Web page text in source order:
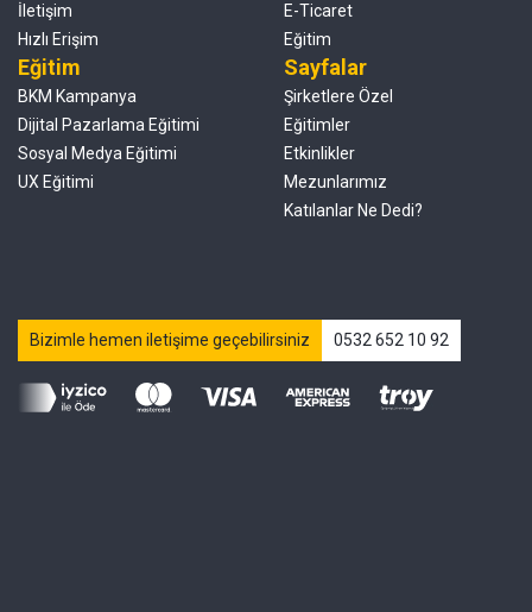
İletişim
Hızlı Erişim
E-Ticaret
Eğitim
Eğitim
BKM Kampanya
Dijital Pazarlama Eğitimi
Sosyal Medya Eğitimi
UX Eğitimi
Sayfalar
Şirketlere Özel
Eğitimler
Etkinlikler
Mezunlarımız
Katılanlar Ne Dedi?
Bizimle hemen iletişime geçebilirsiniz 0532 652 10 92